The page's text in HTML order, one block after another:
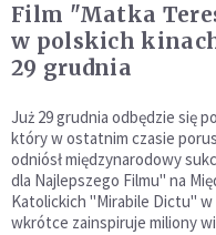
Film "Matka
w polskich
29 grudnia
Już 29 grudnia odbędzie się
który w ostatnim czasie
odniósł międzynarodowy
dla Najlepszego Filmu" na
Katolickich "Mirabile Dictu"
wkrótce zainspiruje miliony